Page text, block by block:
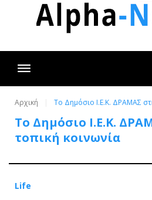
Αρχική To Δημόσιο Ι.Ε.Κ. ΔΡΑΜΑΣ
To Δημόσιο Ι.Ε.Κ.
τοπική κοινωνία
Life